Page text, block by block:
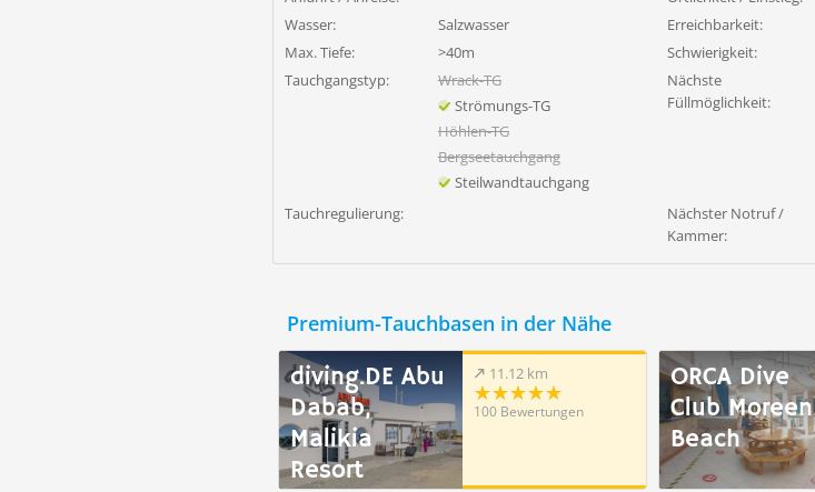
Wasser:
Salzwasser Erreichbarkeit:
Max. Tiefe:
>40m Schwierigkeit:
Tauchgangstyp:
Wrack-TG
Strömungs-TG
Höhlen-TG
Bergseetauchgang
Steilwandtauchgang
Nächste
Füllmöglichkeit:
Tauchregulierung:
Nächster Notruf /
Kammer:
Premium-Tauchbasen in der Nähe
diving.DE Abu
Dabab,
Malikia
Resort
11.12 km
100 Bewertungen
ORCA Dive
Club Moreen
Beach